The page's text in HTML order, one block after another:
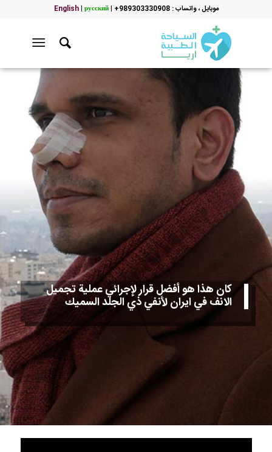
موبایل ، واتساب : 989303330908+ |
English| русский
كان هذا هو أفضل قرار لإجرائي عملية تجميل
الانف في ايران لأنفي ذي الجلد السميك